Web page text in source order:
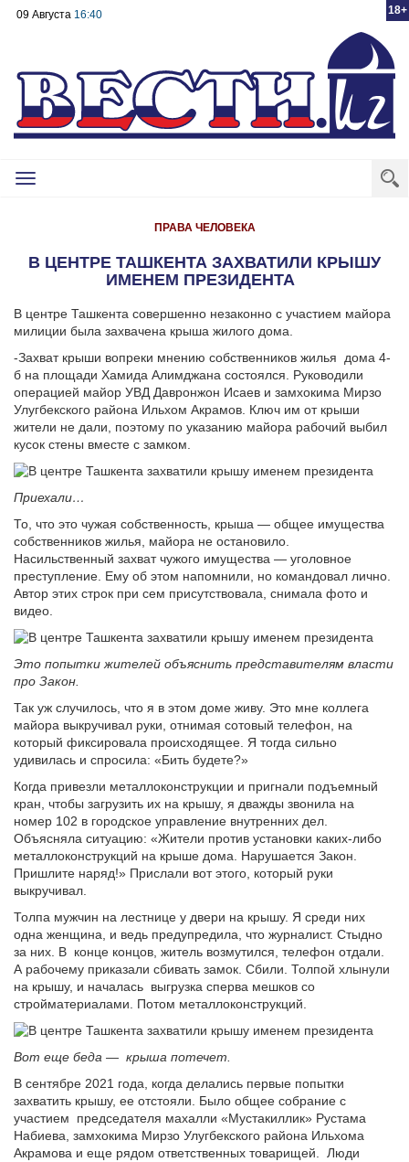
18+
09 Августа 16:40
Toggle
ПРАВА ЧЕЛОВЕКА
В ЦЕНТРЕ ТАШКЕНТА ЗАХВАТИЛИ КРЫШУ
ИМЕНЕМ ПРЕЗИДЕНТА
В центре Ташкента совершенно незаконно с участием майора
милиции была захвачена крыша жилого дома.
-Захват крыши вопреки мнению собственников жилья дома 4-
б на площади Хамида Алимджана состоялся. Руководили
операцией майор УВД Давронжон Исаев и замхокима Мирзо
Улугбекского района Ильхом Акрамов. Ключ им от крыши
жители не дали, поэтому по указанию майора рабочий выбил
кусок стены вместе с замком.
Приехали…
То, что это чужая собственность, крыша — общее имущества
собственников жилья, майора не остановило.
Насильственный захват чужого имущества — уголовное
преступление. Ему об этом напомнили, но командовал лично.
Автор этих строк при сем присутствовала, снимала фото и
видео.
Это попытки жителей объяснить представителям власти
про Закон.
Так уж случилось, что я в этом доме живу. Это мне коллега
майора выкручивал руки, отнимая сотовый телефон, на
который фиксировала происходящее. Я тогда сильно
удивилась и спросила: «Бить будете?»
Когда привезли металлоконструкции и пригнали подъемный
кран, чтобы загрузить их на крышу, я дважды звонила на
номер 102 в городское управление внутренних дел.
Объясняла ситуацию: «Жители против установки каких-либо
металлоконструкций на крыше дома. Нарушается Закон.
Пришлите наряд!» Прислали вот этого, который руки
выкручивал.
Толпа мужчин на лестнице у двери на крышу. Я среди них
одна женщина, и ведь предупредила, что журналист. Стыдно
за них. В конце концов, житель возмутился, телефон отдали.
А рабочему приказали сбивать замок. Сбили. Толпой хлынули
на крышу, и началась выгрузка сперва мешков со
стройматериалами. Потом металлоконструкций.
Вот еще беда — крыша потечет.
В сентябре 2021 года, когда делались первые попытки
захватить крышу, ее отстояли. Было общее собрание с
участием председателя махалли «Мустакиллик» Рустама
Набиева, замхокима Мирзо Улугбекского района Ильхома
Акрамова и еще рядом ответственных товарищей. Люди